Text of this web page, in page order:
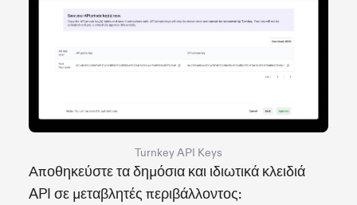
Turnkey API Keys
Αποθηκεύστε τα δημόσια και ιδιωτικά κλειδιά
API σε μεταβλητές περιβάλλοντος: